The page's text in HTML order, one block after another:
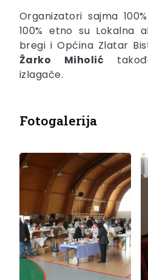
Organizatori sajma
100% etno su Lokalna
bregi i Općina Zlatar
Žarko Miholić
izlagače.
Fotogalerija